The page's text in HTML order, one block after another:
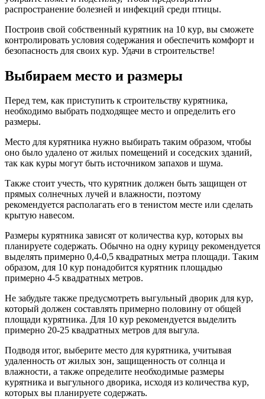
распространение болезней и инфекций среди птицы.
Построив свой собственный курятник на 10 кур, вы сможете
контролировать условия содержания и обеспечить комфорт и
безопасность для своих кур. Удачи в строительстве!
Выбираем место и размеры
Перед тем, как приступить к строительству курятника,
необходимо выбрать подходящее место и определить его
размеры.
Место для курятника нужно выбирать таким образом, чтобы
оно было удалено от жилых помещений и соседских зданий,
так как куры могут быть источником запахов и шума.
Также стоит учесть, что курятник должен быть защищен от
прямых солнечных лучей и влажности, поэтому
рекомендуется располагать его в тенистом месте или сделать
крытую навесом.
Размеры курятника зависят от количества кур, которых вы
планируете содержать. Обычно на одну курицу рекомендуется
выделять примерно 0,4-0,5 квадратных метра площади. Таким
образом, для 10 кур понадобится курятник площадью
примерно 4-5 квадратных метров.
Не забудьте также предусмотреть выгульный дворик для кур,
который должен составлять примерно половину от общей
площади курятника. Для 10 кур рекомендуется выделить
примерно 20-25 квадратных метров для выгула.
Подводя итог, выберите место для курятника, учитывая
удаленность от жилых зон, защищенность от солнца и
влажности, а также определите необходимые размеры
курятника и выгульного дворика, исходя из количества кур,
которых вы планируете содержать.